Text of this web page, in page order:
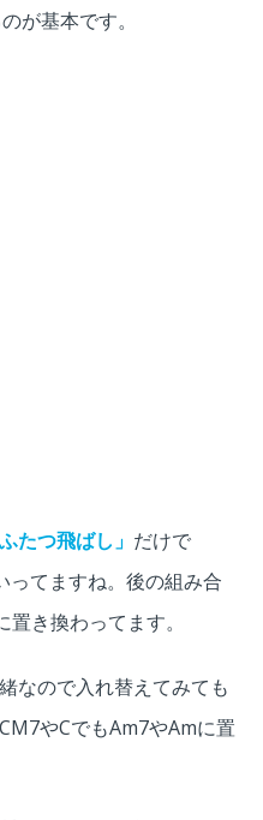
が基本です。
ふたつ飛ばし」 だけで
てますね。 後の組み合
き換わってます。
なので入れ替えてみても
やCでもAm7やAmに置